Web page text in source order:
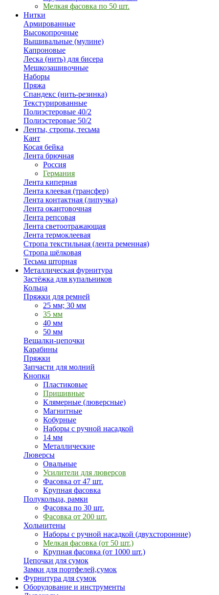
Мелкая фасовка по 50 шт.
Нитки
Армированные
Высокопрочные
Вышивальные (мулине)
Капроновые
Леска (нить) для бисера
Мешкозашивочные
Наборы
Пряжа
Спандекс (нить-резинка)
Текстурированные
Полиэстеровые 40/2
Полиэстеровые 50/2
Ленты, стропы, тесьма
Кант
Косая бейка
Лента брючная
Россия
Германия
Лента киперная
Лента клеевая (трансфер)
Лента контактная (липучка)
Лента окантовочная
Лента репсовая
Лента светоотражающая
Лента термоклеевая
Стропа текстильная (лента ременная)
Стропа шёлковая
Тесьма шторная
Металлическая фурнитура
Застёжка для купальников
Кольца
Пряжки для ремней
25 мм; 30 мм
35 мм
40 мм
50 мм
Вешалки-цепочки
Карабины
Пряжки
Запчасти для молний
Кнопки
Пластиковые
Пришивные
Клямерные (люверсные)
Магнитные
Кобурные
Наборы с ручной насадкой
14 мм
Металлические
Люверсы
Овальные
Усилители для люверсов
Фасовка от 47 шт.
Крупная фасовка
Полукольца, рамки
Фасовка по 30 шт.
Фасовка от 200 шт.
Хольнитены
Наборы с ручной насадкой (двухсторонние)
Мелкая фасовка (от 50 шт.)
Крупная фасовка (от 1000 шт.)
Цепочки для сумок
Замки для портфелей,сумок
Фурнитура для сумок
Оборудование и инструменты